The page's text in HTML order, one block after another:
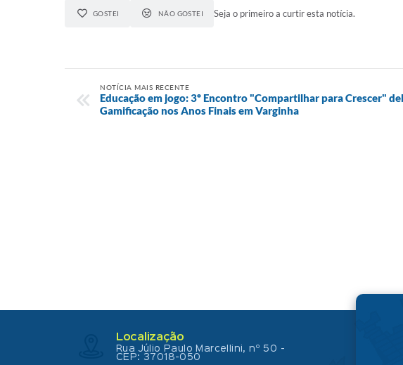
GOSTEI NÃO GOSTEI Seja o primeiro a curtir esta notícia.
NOTÍCIA MAIS RECENTE
Educação em jogo: 3º Encontro "Compartilhar para Crescer"
Gamificação nos Anos Finais em Varginha
Localização
Rua Júlio Paulo Marcellini, nº 50 -
CEP: 37018-050